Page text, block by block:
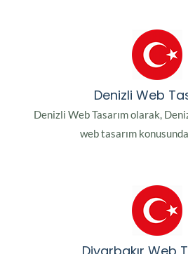
Denizli Web
Denizli Web Tasarım olarak,
web tasarım